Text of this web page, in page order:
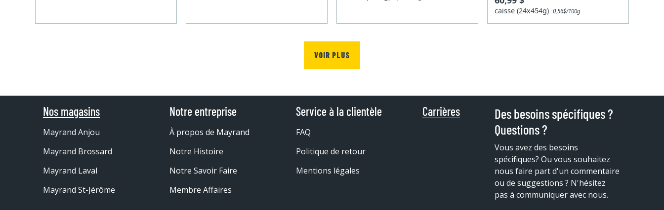
caisse (24x454g)0,56$/100g
VOIR PLUS
Nos magasins
Mayrand Anjou
Mayrand Brossard
Mayrand Laval
Mayrand St-Jérôme
Notre entreprise
À propos de Mayrand
Notre Histoire
Notre Savoir Faire
Membre Affaires
Service à la clientèle
FAQ
Politique de retour
Mentions légales
Carrières
Des besoins spécifiques ?
Questions ?
Vous avez des besoins
spécifiques?Ou vous souhaitez
nous faire part d'un commentaire
ou de suggestions ? N'hésitez
pas à communiquer avec nous.